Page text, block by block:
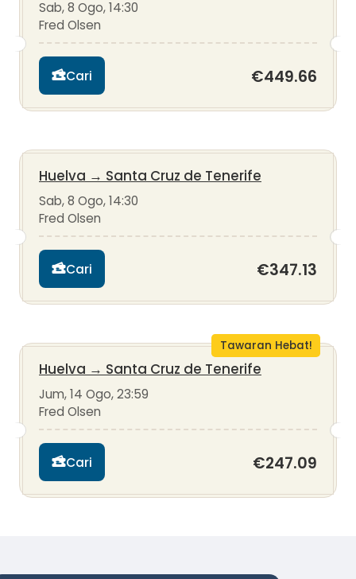
Sab, 8 Ogo, 14:30
Fred Olsen
Cari €449.66
Huelva → Santa Cruz de Tenerife
Sab, 8 Ogo, 14:30
Fred Olsen
Cari €347.13
Tawaran Hebat!
Huelva → Santa Cruz de Tenerife
Jum, 14 Ogo, 23:59
Fred Olsen
Cari €247.09